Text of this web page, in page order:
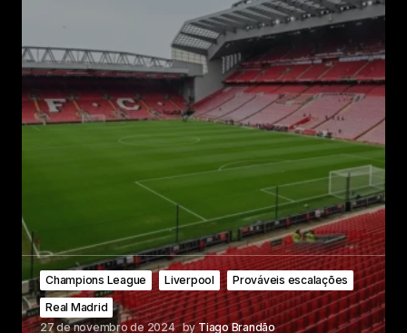
Champions League Liverpool
Prováveis escalações
Real Madrid
27 de novembro de 2024 byTiago Brandão